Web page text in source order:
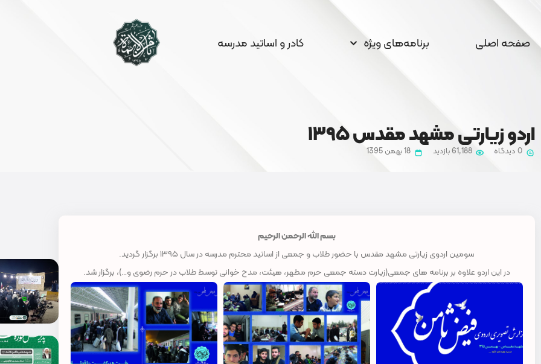
صفحه اصلی برنامه‌های ویژه کادر و اساتید مدرسه
اردو زیارتی مشهد مقدس ۱۳۹۵
0 دیدگاه 61,188 بازدید 18 بهمن 1395
بسم الله الرحمن الرحیم
سومین اردوی زیارتی مشهد مقدس با حضور طلاب و جمعی از اساتید محترم مدرسه در سال ۱۳۹۵ برگزار گردید.
در این اردو علاوه بر برنامه های جمعی(زیارت دسته جمعی حرم مطهر، هیئت، مدح خوانی توسط طلاب در حرم رضوی و…)، برگزار شد.